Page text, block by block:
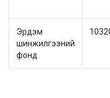
Эрдэм
шинжилгээний
фонд